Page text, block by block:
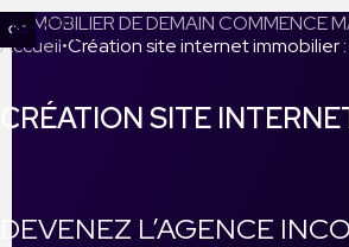
Accueil Création site internet immobilier
L’IMMOBILIER DE DEMAIN COMMENCE
CRÉATION SITE
DEVENEZ L’AGENCE